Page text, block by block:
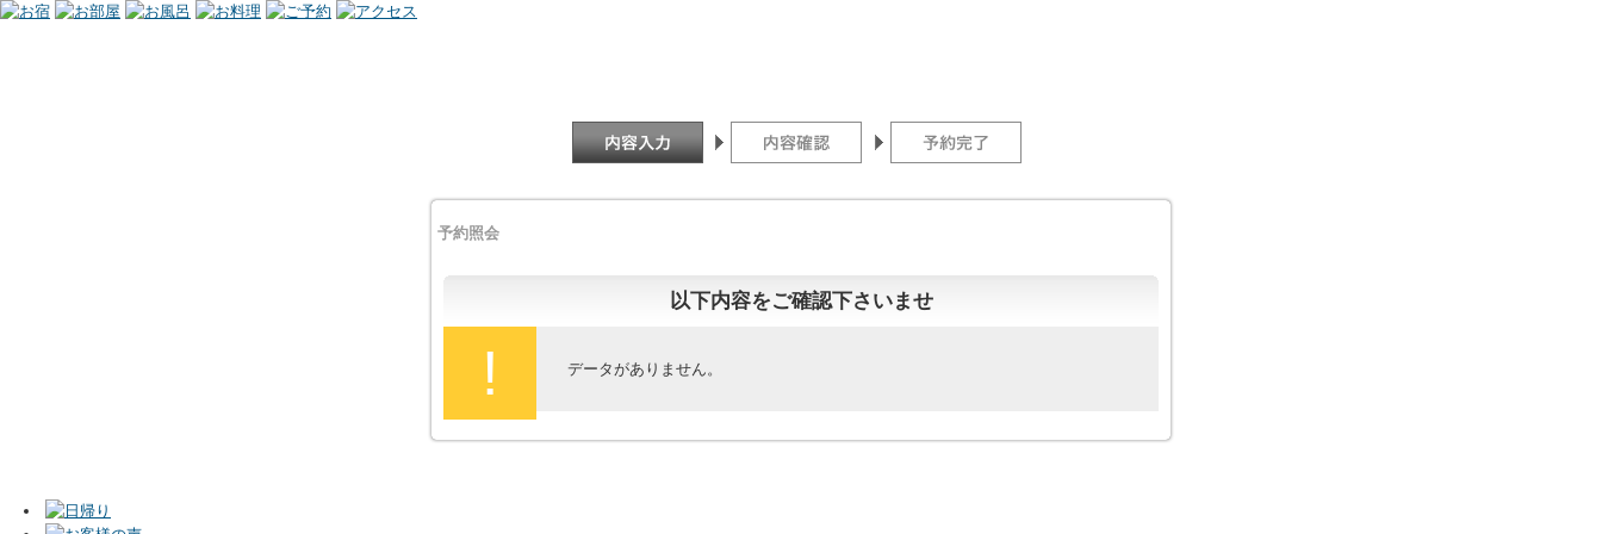
予約照会
以下内容をご確認下さいませ
! データがありません。